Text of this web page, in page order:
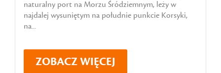
naturalny port na Morzu Śródziemnym, leży w
najdalej wysuniętym na południe punkcie Korsyki,
na...
ZOBACZ WIĘCEJ